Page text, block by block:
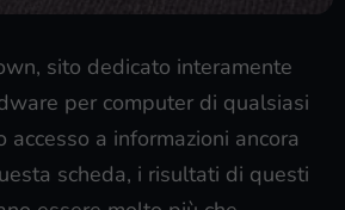
sito dedicato interamente
per computer di qualsiasi
accesso a informazioni ancora
scheda, i risultati di questi